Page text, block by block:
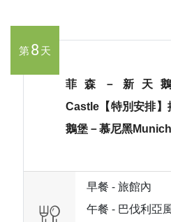
第8 天
菲森－新天鵝
Castle【特別安排】
鵝堡－慕尼黑Munich
早餐 -旅館內
午餐 - 巴伐利亞